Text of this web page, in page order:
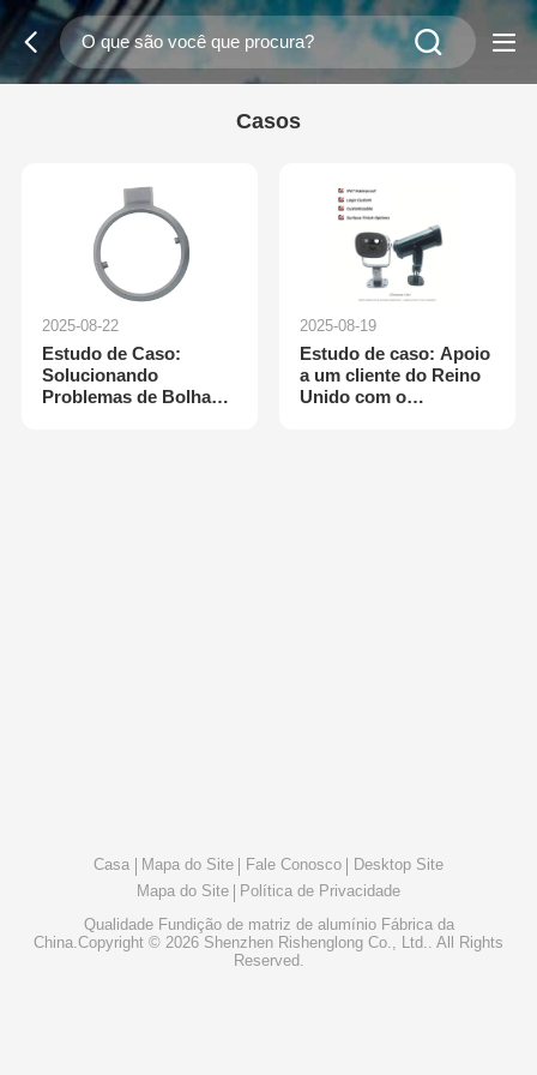
Casos
2025-08-22
Estudo de Caso:
Solucionando
Problemas de Bolhas
2025-08-19
Estudo de caso: Apoio
a um cliente do Reino
Unido com o
Casa Mapa do Site Fale Conosco
Desktop Site
Mapa do Site
Política de Privacidade
Qualidade Fundição de matriz de alumínioFábrica da
China.Copyright © 2026 Shenzhen Rishenglong Co., Ltd.. All Rights
Reserved.